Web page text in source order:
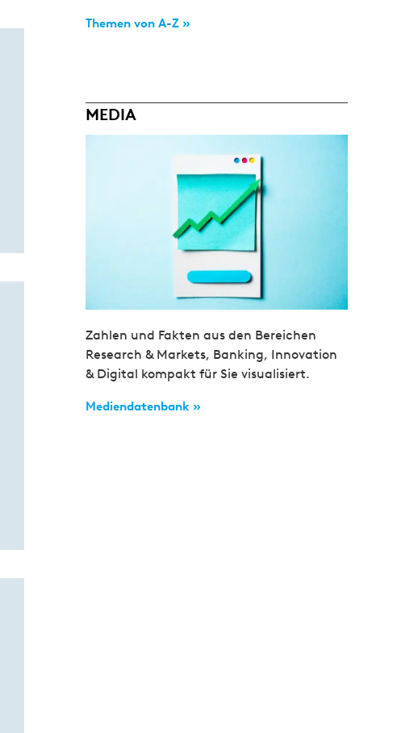
Themen von A-Z »
MEDIA
Zahlen und Fakten aus den Bereichen
Research & Markets, Banking, Innovation
& Digital kompakt für Sie visualisiert.
Mediendatenbank »